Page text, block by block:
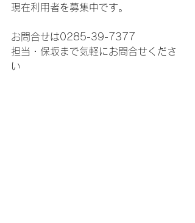
現在利用者を募集中です。
お問合せは0285-39-7377
担当・保坂まで気軽にお問合せくださ
い